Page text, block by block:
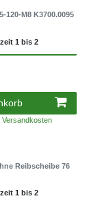
M8 K3700.0095
1 bis 2
Versandkosten
Reibscheibe 76
1 bis 2